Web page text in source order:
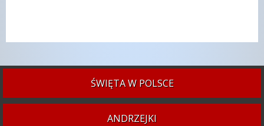
ŚWIĘTA W POLSCE
ANDRZEJKI